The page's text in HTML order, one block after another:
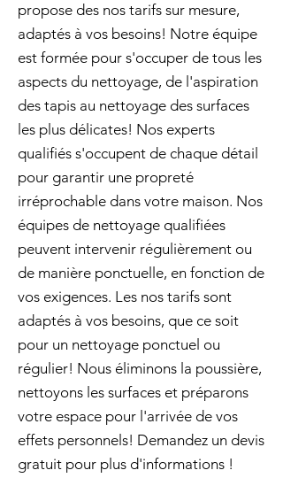
propose des nos tarifs sur mesure,
adaptés à vos besoins! Notre équipe
est formée pour s'occuper de tous les
aspects du nettoyage, de l'aspiration
des tapis au nettoyage des surfaces
les plus délicates! Nos experts
qualifiés s'occupent de chaque détail
pour garantir une propreté
irréprochable dans votre maison. Nos
équipes de nettoyage qualifiées
peuvent intervenir régulièrement ou
de manière ponctuelle, en fonction de
vos exigences. Les nos tarifs sont
adaptés à vos besoins, que ce soit
pour un nettoyage ponctuel ou
régulier! Nous éliminons la poussière,
nettoyons les surfaces et préparons
votre espace pour l'arrivée de vos
effets personnels! Demandez un devis
gratuit pour plus d'informations !